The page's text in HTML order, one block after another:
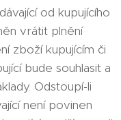
od kupujícího
vrátit plnění
zboží kupujícím či
bude souhlasit a
Odstoupí-li
není povinen